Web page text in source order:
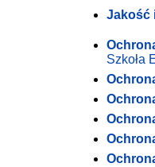
Jakość
Szkoła